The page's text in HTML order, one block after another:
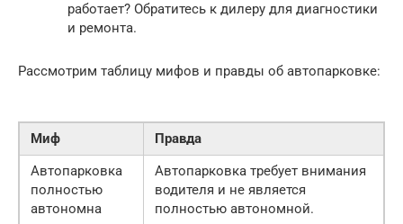
работает? Обратитесь к дилеру для диагностики
и ремонта.
Рассмотрим таблицу мифов и правды об автопарковке:
Миф
Правда
Автопарковка
полностью
автономна
Автопарковка требует внимания
водителя и не является
полностью автономной.